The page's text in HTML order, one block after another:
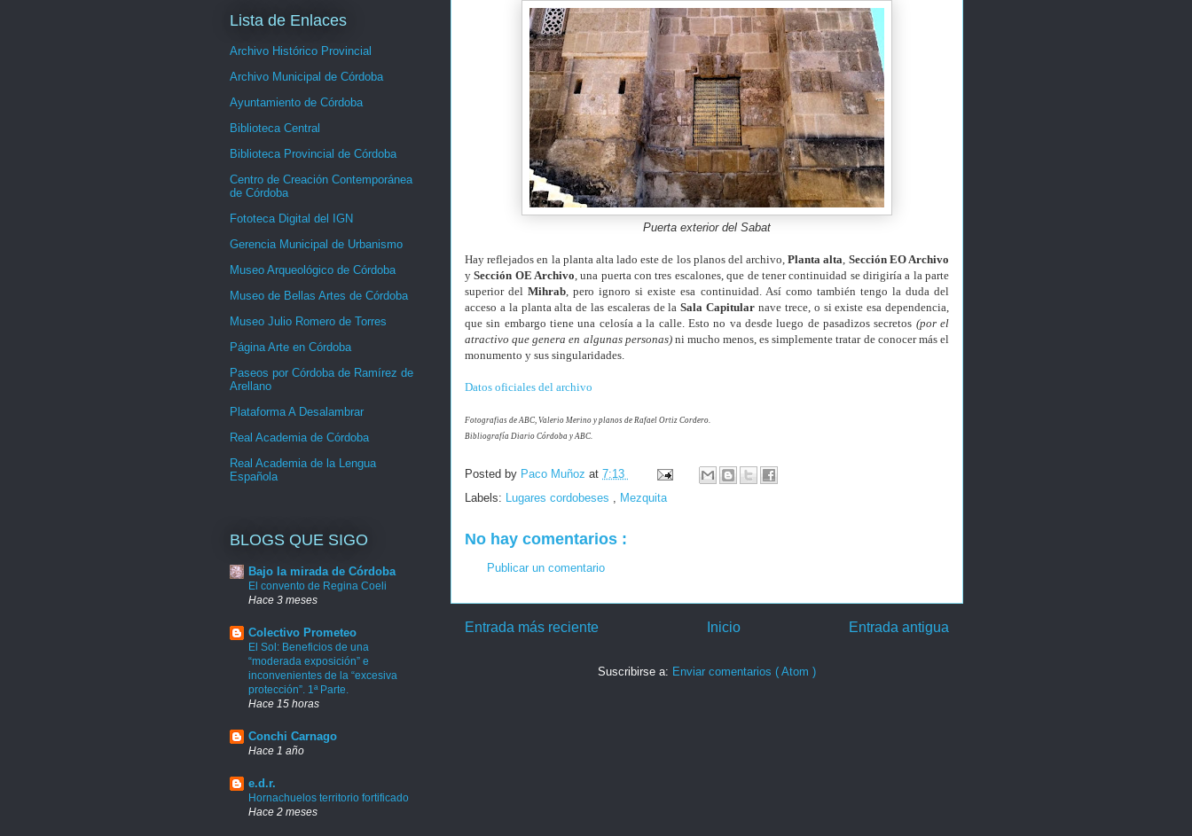
Puerta exterior del Sabat
Hay reflejados en la planta alta lado este de los planos del archivo,Planta alta, Sección EO Archivo
y Sección OE Archivo, una puerta con tres escalones, que de tener continuidad se dirigiría a la parte
superior delMihrab, pero ignoro si existe esa continuidad. Así como también tengo la duda del
acceso a la planta alta de las escaleras de laSala Capitular nave trece, o si existe esa dependencia,
que sin embargo tiene una celosía a la calle. Esto no va desde luego de pasadizos secretos (por el
atractivo que genera en algunas personas)ni mucho menos, es simplemente tratar de conocer más el
monumento y sus singularidades.
Datos oficiales del archivo
Fotografias de ABC, Valerio Merino y planos de Rafael Ortiz Cordero.
Bibliografía Diario Córdoba y ABC.
Posted by Paco Muñoz at 7:13
Labels: Lugares cordobeses , Mezquita
No hay comentarios :
Publicar un comentario
Entrada más reciente Entrada antigua
Inicio
Suscribirse a: Enviar comentarios ( Atom )
Lista de Enlaces
Archivo Histórico Provincial
Archivo Municipal de Córdoba
Ayuntamiento de Córdoba
Biblioteca Central
Biblioteca Provincial de Córdoba
Centro de Creación Contemporánea
de Córdoba
Fototeca Digital del IGN
Gerencia Municipal de Urbanismo
Museo Arqueológico de Córdoba
Museo de Bellas Artes de Córdoba
Museo Julio Romero de Torres
Página Arte en Córdoba
Paseos por Córdoba de Ramírez de
Arellano
Plataforma A Desalambrar
Real Academia de Córdoba
Real Academia de la Lengua
Española
BLOGS QUE SIGO
Bajo la mirada de Córdoba
El convento de Regina Coeli
Hace 3 meses
Colectivo Prometeo
El Sol: Beneficios de una
“moderada exposición” e
inconvenientes de la “excesiva
protección”. 1ª Parte.
Hace 15 horas
Conchi Carnago
Hace 1 año
e.d.r.
Hornachuelos territorio fortificado
Hace 2 meses